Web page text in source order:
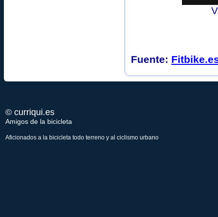
Fuente:
© curriqui.es
Amigos de la bicicleta
Aficionados a la bicicleta todo terreno y al ciclismo urbano